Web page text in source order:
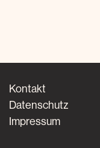
Kontakt
Datenschutz
Impressum